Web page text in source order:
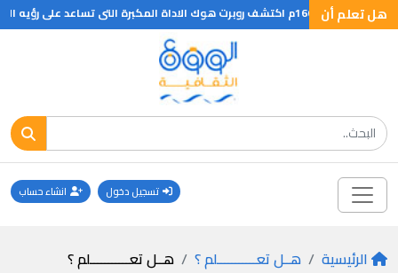
هل تعلم أن
على رؤيه الاشياء
تسجيل دخول انشاء حساب
الرئيسية هــل تعـــــــــــلم ؟ هــل تعـــــــــــلم ؟